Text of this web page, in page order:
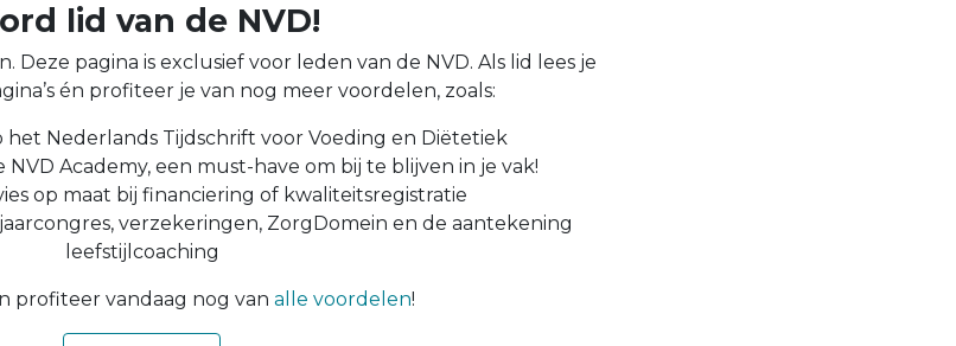
lid van de NVD!
Deze pagina is exclusief voor leden van de NVD. Als lid lees je
én profiteer je van nog meer voordelen, zoals:
het Nederlands Tijdschrift voor Voeding en Diëtetiek
NVD Academy, een must-have om bij te blijven in je vak!
op maat bij financiering of kwaliteitsregistratie
verzekeringen, ZorgDomein en de aantekening
leefstijlcoaching
profiteer vandaag nog van alle voordelen!